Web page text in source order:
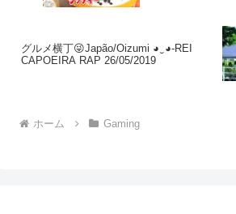
グルメ横丁😜Japão/Oizumi ◕‿◕-REI
CAPOEIRA RAP 26/05/2019
ホーム Gaming